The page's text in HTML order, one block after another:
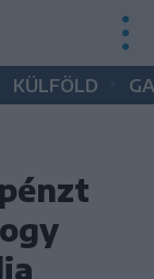
KÜLFÖLD